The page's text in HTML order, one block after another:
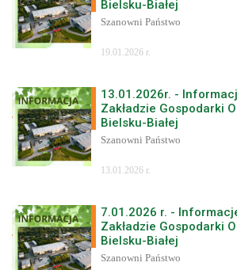
Bielsku-Białej
Szanowni Państwo
19.01.2026 r.
13.01.2026r. -
Zakładzie Gospodarki
Bielsku-Białej
Szanowni Państwo
13.01.2026 r.
7.01.2026 r. -
Zakładzie Gospodarki
Bielsku-Białej
Szanowni Państwo